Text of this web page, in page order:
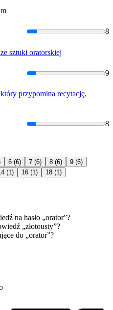
8
sztuki oratorskiej
9
przypomina recytację,
8
6 (6) 7 (6) 8 (6) 9 (6)
(1) 16 (1) 18 (1)
na hasło „orator”?
„złotousty”?
do „orator”?